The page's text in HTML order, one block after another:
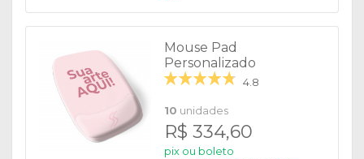
Mouse Pad
Personalizado
Retangular com Apoio
4.8
10 unidades
R$ 334,60
pix ou boleto